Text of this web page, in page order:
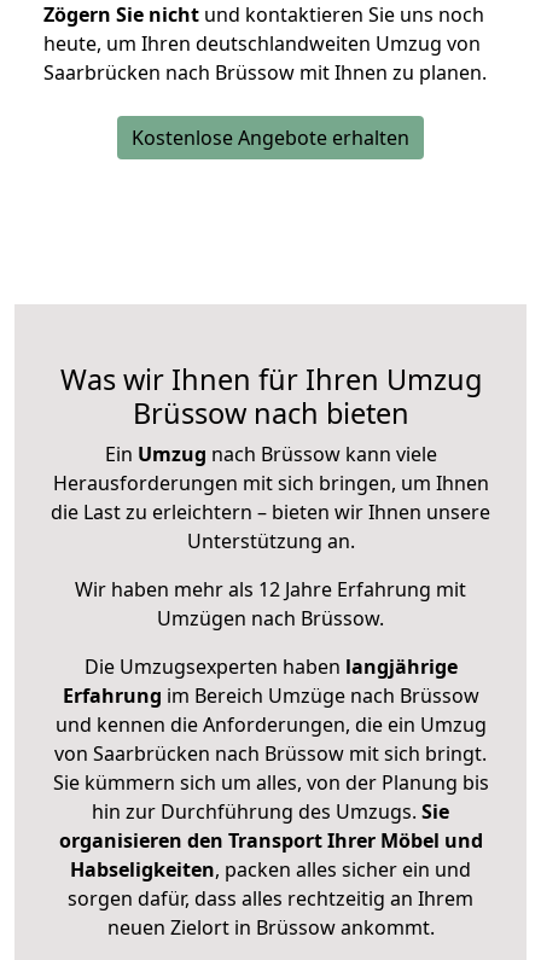
Zögern Sie nicht und kontaktieren Sie uns noch
heute, um Ihren deutschlandweiten Umzug von
Saarbrücken nach Brüssow mit Ihnen zu planen.
Kostenlose Angebote erhalten
Was wir Ihnen für Ihren Umzug
Brüssow nach bieten
Ein Umzug nach Brüssow kann viele
Herausforderungen mit sich bringen, um Ihnen
die Last zu erleichtern – bieten wir Ihnen unsere
Unterstützung an.
Wir haben mehr als 12 Jahre Erfahrung mit
Umzügen nach Brüssow.
Die Umzugsexperten haben langjährige
Erfahrung im Bereich Umzüge nach Brüssow
und kennen die Anforderungen, die ein Umzug
von Saarbrücken nach Brüssow mit sich bringt.
Sie kümmern sich um alles, von der Planung bis
hin zur Durchführung des Umzugs. Sie
organisieren den Transport Ihrer Möbel und
Habseligkeiten, packen alles sicher ein und
sorgen dafür, dass alles rechtzeitig an Ihrem
neuen Zielort in Brüssow ankommt.